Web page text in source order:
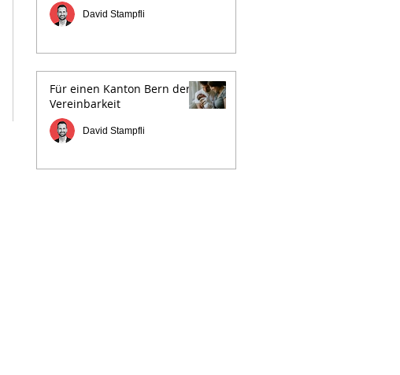
David Stampfli
Für einen Kanton Bern der
Vereinbarkeit
David Stampfli